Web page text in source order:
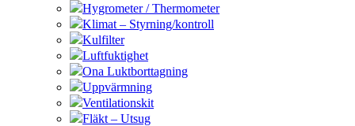
Hygrometer / Thermometer
Klimat – Styrning/kontroll
Kulfilter
Luftfuktighet
Ona Luktborttagning
Uppvärmning
Ventilationskit
Fläkt – Utsug